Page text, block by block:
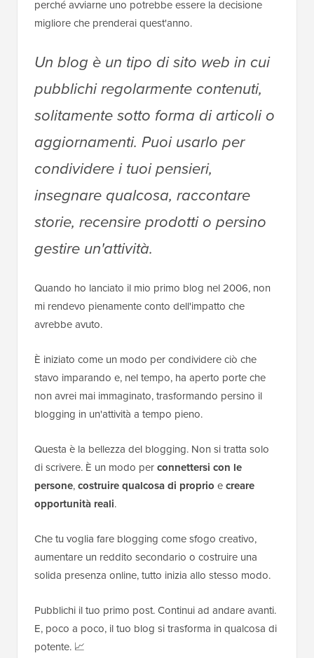
perché avviarne uno potrebbe essere la decisione
migliore che prenderai quest'anno.
Un blog è un tipo di sito web in cui
pubblichi regolarmente contenuti,
solitamente sotto forma di articoli o
aggiornamenti. Puoi usarlo per
condividere i tuoi pensieri,
insegnare qualcosa, raccontare
storie, recensire prodotti o persino
gestire un'attività.
Quando ho lanciato il mio primo blog nel 2006, non
mi rendevo pienamente conto dell'impatto che
avrebbe avuto.
È iniziato come un modo per condividere ciò che
stavo imparando e, nel tempo, ha aperto porte che
non avrei mai immaginato, trasformando persino il
blogging in un'attività a tempo pieno.
Questa è la bellezza del blogging. Non si tratta solo
di scrivere. È un modo perconnettersi con le
persone,costruire qualcosa di proprio ecreare
opportunità reali.
Che tu voglia fare blogging come sfogo creativo,
aumentare un reddito secondario o costruire una
solida presenza online, tutto inizia allo stesso modo.
Pubblichi il tuo primo post. Continui ad andare avanti.
E, poco a poco, il tuo blog si trasforma in qualcosa di
potente. 📈